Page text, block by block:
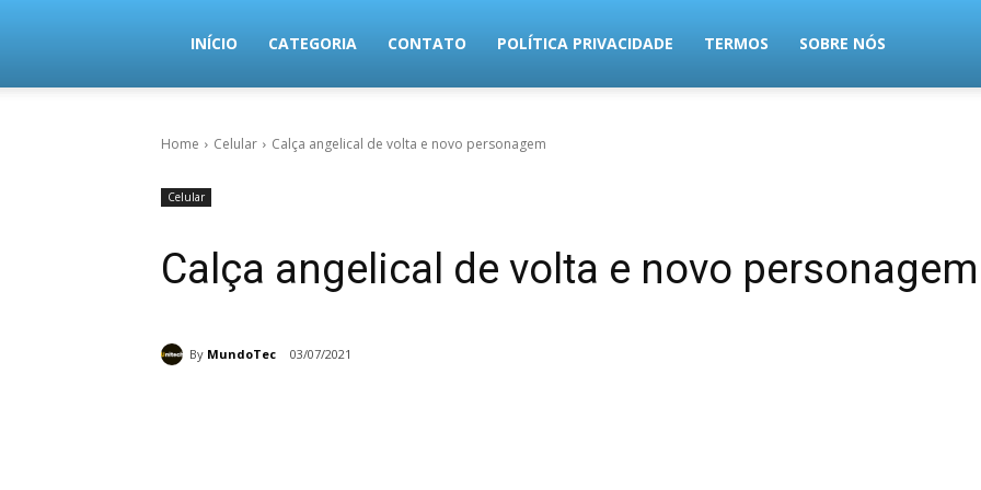
MundoTec
INÍCIO CATEGORIA CONTATO POLÍTICA PRIVACIDADE TERMOS SOBRE NÓS
Home Celular Calça angelical de volta e novo personagem
Celular
Calça angelical de volta e novo personagem
By MundoTec 03/07/2021